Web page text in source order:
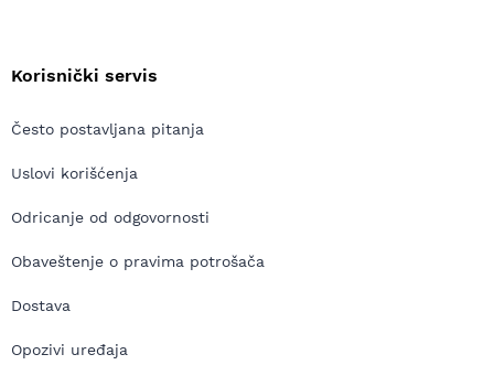
Korisnički servis
Često postavljana pitanja
Uslovi korišćenja
Odricanje od odgovornosti
Obaveštenje o pravima potrošača
Dostava
Opozivi uređaja